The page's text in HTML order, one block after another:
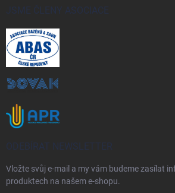
JSME ČLENY ASOCIACE
ODEBÍRAT NEWSLETTER
Vložte svůj e-mail a my vám budeme zasílat
produktech na našem e-shopu.